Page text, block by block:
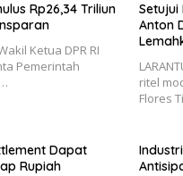
Rp26,34 Triliun
Ketua DPR RI
Pemerintah
Setujui
Anton
ritel
Flores
Dapat
Rupiah